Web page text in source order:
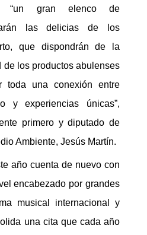
“un gran elenco de
las delicias de los
que dispondrán de la
los productos abulenses
una conexión entre
y experiencias únicas”,
primero y diputado de
Ambiente, Jesús Martín.
año cuenta de nuevo con
encabezado por grandes
musical internacional y
una cita que cada año